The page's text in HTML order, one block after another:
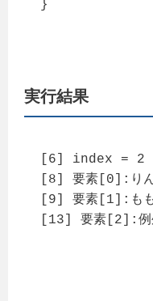
}
実行結果
[6] index = 2
[8] 要素[0]:り
[9] 要素[1]:も
[13] 要素[2]:例